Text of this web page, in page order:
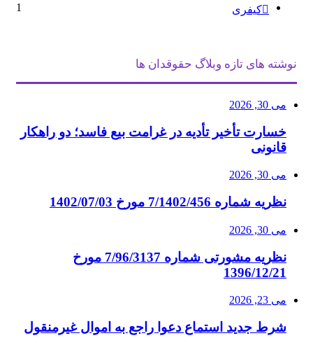
کیفری
1
نوشته های تازه وبلاگ حقوقدان ها
می 30, 2026
خسارت تأخیر تأدیه در غرامت بیع فاسد؛ دو راهکار
قانونی
می 30, 2026
نظریه شماره 7/1402/456 مورخ 1402/07/03
می 30, 2026
نظریه مشورتی شماره 7/96/3137 مورخ
1396/12/21
می 23, 2026
شرط جدید استماع دعوا راجع به اموال غیرمنقول